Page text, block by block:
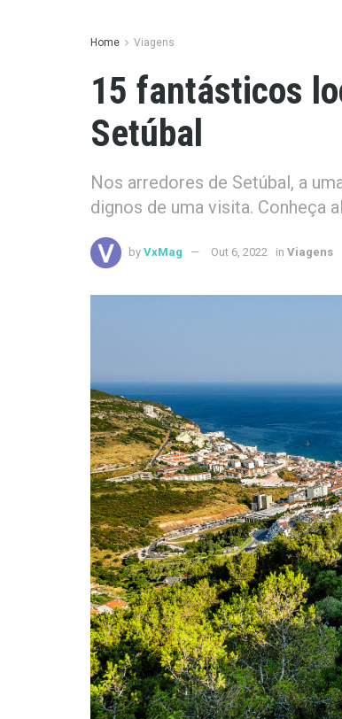
Home Viagens
15 fantásticos
Setúbal
Nos arredores de Setúbal, a
dignos de uma visita. Conheça
by VxMag Out 6, 2022 in Viagens